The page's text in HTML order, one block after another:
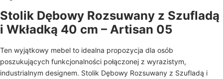
Stolik Dębowy Rozsuwany z Szufladą
i Wkładką 40 cm – Artisan 05
Ten wyjątkowy mebel to idealna propozycja dla osób
poszukujących funkcjonalności połączonej z wyrazistym,
industrialnym designem. Stolik Dębowy Rozsuwany z Szufladą i